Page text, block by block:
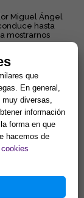
Miguel Ángel
hasta
mostrarnos
puntos más
que
En general,
muy diversas,
información
forma en que
hacemos de